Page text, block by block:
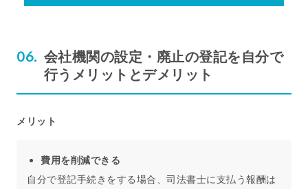
会社機関の設定・廃止の登記を自分で
行うメリットとデメリット
メリット
費用を削減できる
自分で登記手続きをする場合、司法書士に支払う報酬は